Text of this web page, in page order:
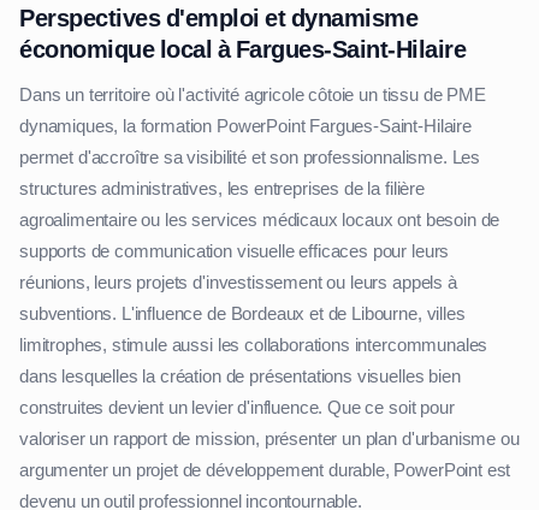
Perspectives d'emploi et dynamisme
économique local à Fargues-Saint-Hilaire
Dans un territoire où l'activité agricole côtoie un tissu de PME
dynamiques, la formation PowerPoint Fargues-Saint-Hilaire
permet d'accroître sa visibilité et son professionnalisme. Les
structures administratives, les entreprises de la filière
agroalimentaire ou les services médicaux locaux ont besoin de
supports de communication visuelle efficaces pour leurs
réunions, leurs projets d'investissement ou leurs appels à
subventions. L'influence de Bordeaux et de Libourne, villes
limitrophes, stimule aussi les collaborations intercommunales
dans lesquelles la création de présentations visuelles bien
construites devient un levier d'influence. Que ce soit pour
valoriser un rapport de mission, présenter un plan d'urbanisme ou
argumenter un projet de développement durable, PowerPoint est
devenu un outil professionnel incontournable.